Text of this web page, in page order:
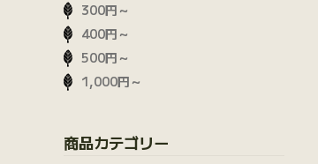
300円～
400円～
500円～
1,000円～
商品カテゴリー